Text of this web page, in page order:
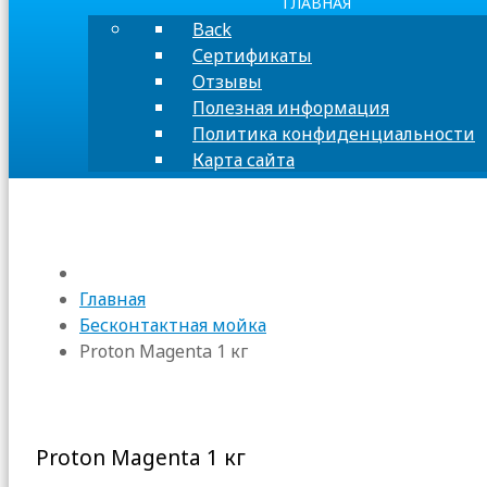
Back
Сертификаты
Отзывы
Полезная информация
Политика конфиденциальности
Карта сайта
Главная
Бесконтактная мойка
Proton Magenta 1 кг
Proton Magenta 1 кг